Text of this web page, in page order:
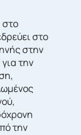
στο
στο
στην
την
την